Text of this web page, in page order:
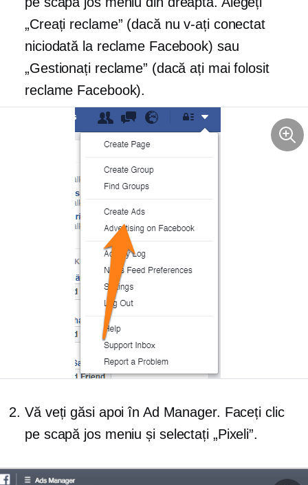
„Creați reclame” (dacă nu v-ați conectat
niciodată la reclame Facebook) sau
„Gestionați reclame” (dacă ați mai folosit
reclame Facebook).
Vă veți găsi apoi în Ad Manager. Faceți clic
pe scapă josmeniu și selectați „Pixeli”.